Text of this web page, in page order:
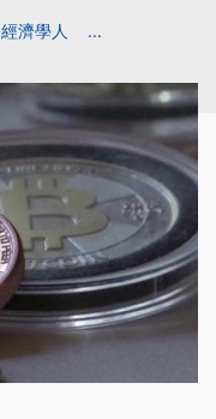
經濟學人 ...